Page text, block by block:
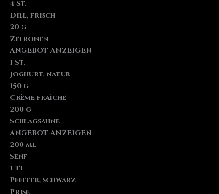
4 St.
Dill, frisch
20 g
Zitronen
ANGEBOT ANZEIGEN
1 St.
Joghurt, natur
150 g
Crème fraîche
200 g
Schlagsahne
ANGEBOT ANZEIGEN
200 ml
Senf
1 TL
Pfeffer, schwarz
Prise